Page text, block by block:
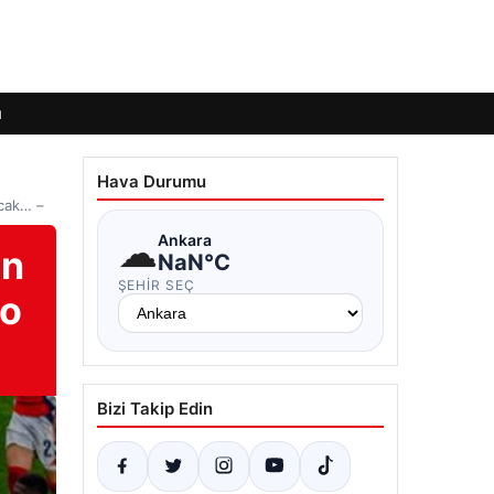
–
Hava Durumu
☁Ankara
NaN°C
ŞEHIR SEÇ
Bizi Takip Edin